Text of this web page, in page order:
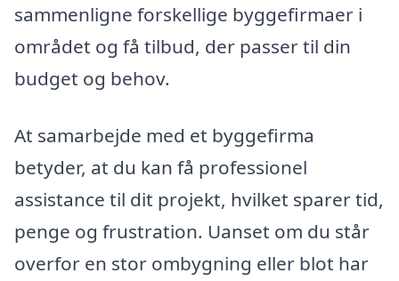
sammenligne forskellige byggefirmaer i
området og få tilbud, der passer til din
budget og behov.
At samarbejde med et byggefirma
betyder, at du kan få professionel
assistance til dit projekt, hvilket sparer tid,
penge og frustration. Uanset om du står
overfor en stor ombygning eller blot har